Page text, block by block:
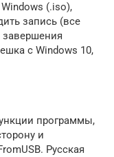
(.iso),
запись (все
с Windows 10,
программы,
и
Русская